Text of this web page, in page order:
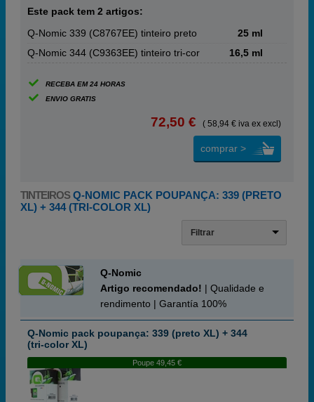
Este pack tem 2 artigos:
Q-Nomic 339 (C8767EE) tinteiro preto
25 ml
Q-Nomic 344 (C9363EE) tinteiro tri-cor
16,5 ml
RECEBA EM 24 HORAS
ENVIO GRATIS
72,50 € ( 58,94 € iva ex excl)
comprar >
TINTEIROS Q-NOMIC PACK POUPANÇA: 339 (PRETO
XL) + 344 (TRI-COLOR XL)
Filtrar
Q-Nomic
Artigo recomendado! | Qualidade e
rendimento | Garantía 100%
Q-Nomic pack poupança: 339 (preto XL) + 344
(tri-color XL)
Poupe 49,45 €